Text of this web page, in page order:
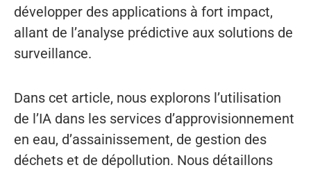
développer des applications à fort impact,
allant de l’analyse prédictive aux solutions de
surveillance.
Dans cet article, nous explorons l’utilisation
de l’IA dans les services d’approvisionnement
en eau, d’assainissement, de gestion des
déchets et de dépollution. Nous détaillons